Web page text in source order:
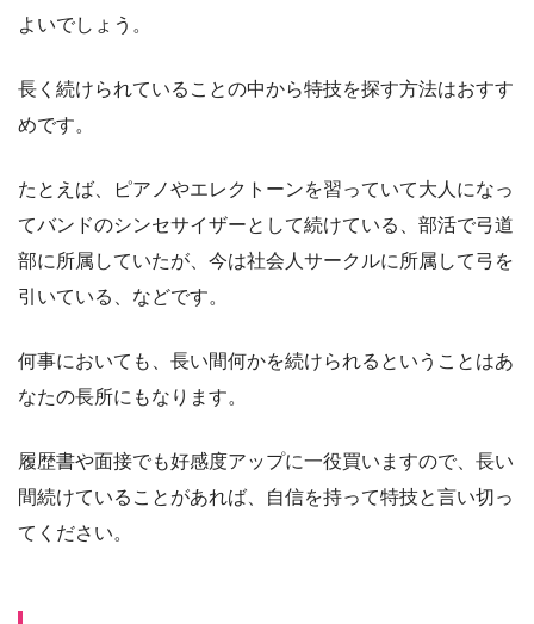
よいでしょう。
長く続けられていることの中から特技を探す方法はおすす
めです。
たとえば、ピアノやエレクトーンを習っていて大人になっ
てバンドのシンセサイザーとして続けている、部活で弓道
部に所属していたが、今は社会人サークルに所属して弓を
引いている、などです。
何事においても、長い間何かを続けられるということはあ
なたの長所にもなります。
履歴書や面接でも好感度アップに一役買いますので、長い
間続けていることがあれば、自信を持って特技と言い切っ
てください。